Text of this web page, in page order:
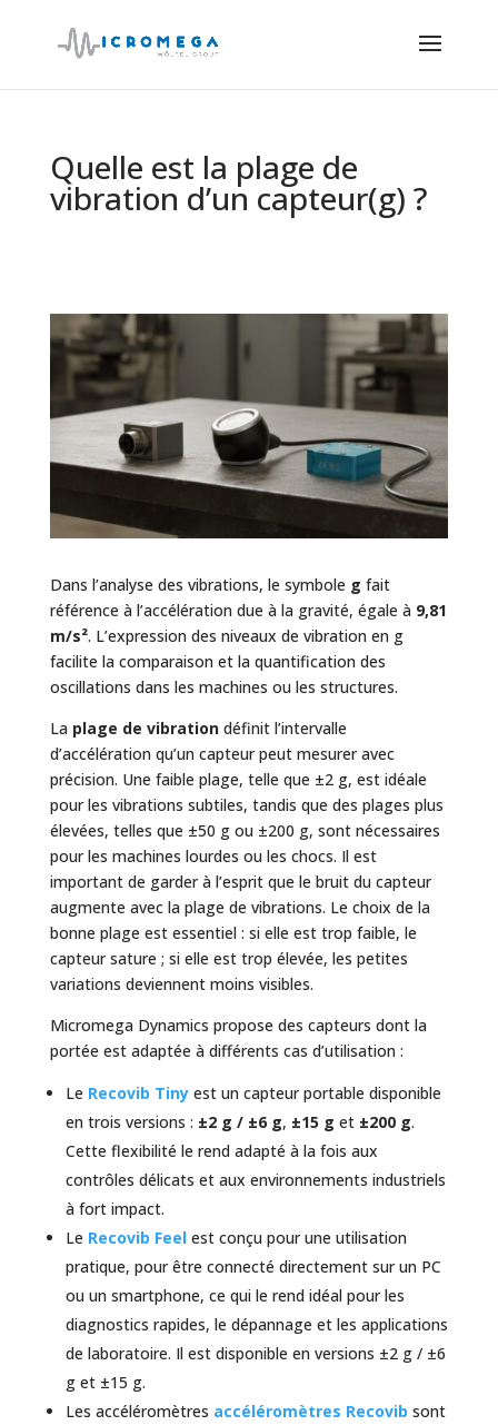
Quelle est la plage de
vibration d’un capteur(g) ?
Dans l’analyse des vibrations, le symbole g fait
référence à l’accélération due à la gravité, égale à 9,81
m/s². L’expression des niveaux de vibration en g
facilite la comparaison et la quantification des
oscillations dans les machines ou les structures.
La plage de vibrationdéfinit l’intervalle
d’accélération qu’un capteur peut mesurer avec
précision. Une faible plage, telle que ±2 g, est idéale
pour les vibrations subtiles, tandis que des plages plus
élevées, telles que ±50 g ou ±200 g, sont nécessaires
pour les machines lourdes ou les chocs. Il est
important de garder à l’esprit que le bruit du capteur
augmente avec la plage de vibrations. Le choix de la
bonne plage est essentiel : si elle est trop faible, le
capteur sature ; si elle est trop élevée, les petites
variations deviennent moins visibles.
Micromega Dynamics propose des capteurs dont la
portée est adaptée à différents cas d’utilisation :
Le Recovib Tinyest un capteur portable disponible
en trois versions : ±2 g / ±6 g, ±15 g et ±200 g.
Cette flexibilité le rend adapté à la fois aux
contrôles délicats et aux environnements industriels
à fort impact.
Le Recovib Feelest conçu pour une utilisation
pratique, pour être connecté directement sur un PC
ou un smartphone, ce qui le rend idéal pour les
diagnostics rapides, le dépannage et les applications
de laboratoire. Il est disponible en versions ±2 g / ±6
g et ±15 g.
Les accéléromètres accéléromètres Recovib sont